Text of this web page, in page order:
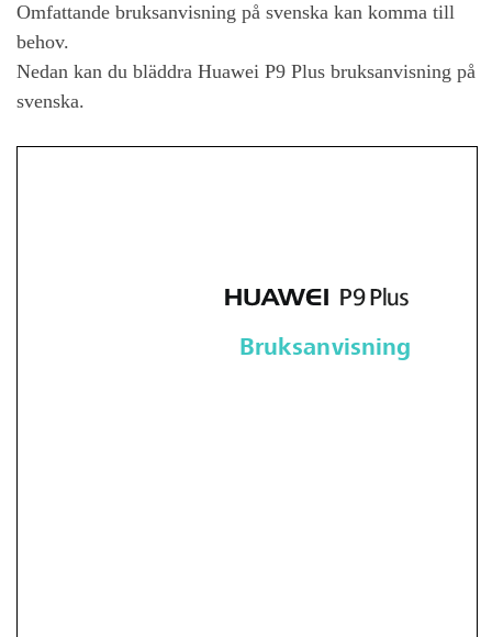
Omfattande bruksanvisning på svenska kan komma till
behov.
Nedan kan du bläddra Huawei P9 Plus bruksanvisning på
svenska.